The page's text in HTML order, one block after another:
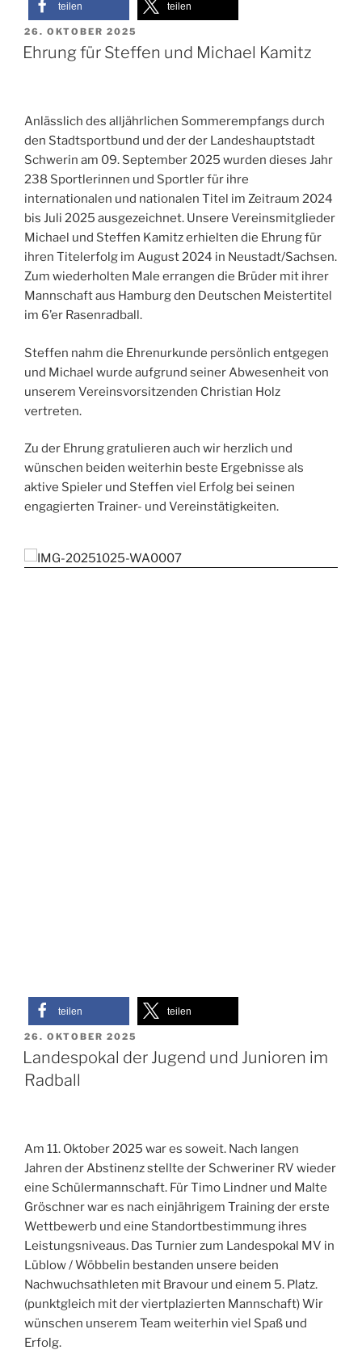
teilen teilen
VERÖFFENTLICHT
AM
26. OKTOBER 2025
Ehrung für Steffen und Michael Kamitz
Anlässlich des alljährlichen Sommerempfangs durch
den Stadtsportbund und der der Landeshauptstadt
Schwerin am 09. September 2025 wurden dieses Jahr
238 Sportlerinnen und Sportler für ihre
internationalen und nationalen Titel im Zeitraum 2024
bis Juli 2025 ausgezeichnet. Unsere Vereinsmitglieder
Michael und Steffen Kamitz erhielten die Ehrung für
ihren Titelerfolg im August 2024 in Neustadt/Sachsen.
Zum wiederholten Male errangen die Brüder mit ihrer
Mannschaft aus Hamburg den Deutschen Meistertitel
im 6’er Rasenradball.
Steffen nahm die Ehrenurkunde persönlich entgegen
und Michael wurde aufgrund seiner Abwesenheit von
unserem Vereinsvorsitzenden Christian Holz
vertreten.
Zu der Ehrung gratulieren auch wir herzlich und
wünschen beiden weiterhin beste Ergebnisse als
aktive Spieler und Steffen viel Erfolg bei seinen
engagierten Trainer- und Vereinstätigkeiten.
teilen teilen
VERÖFFENTLICHT
AM
26. OKTOBER 2025
Landespokal der Jugend und Junioren im
Radball
Am 11. Oktober 2025 war es soweit. Nach langen
Jahren der Abstinenz stellte der Schweriner RV wieder
eine Schülermannschaft. Für Timo Lindner und Malte
Gröschner war es nach einjährigem Training der erste
Wettbewerb und eine Standortbestimmung ihres
Leistungsniveaus. Das Turnier zum Landespokal MV in
Lüblow / Wöbbelin bestanden unsere beiden
Nachwuchsathleten mit Bravour und einem 5. Platz.
(punktgleich mit der viertplazierten Mannschaft) Wir
wünschen unserem Team weiterhin viel Spaß und
Erfolg.